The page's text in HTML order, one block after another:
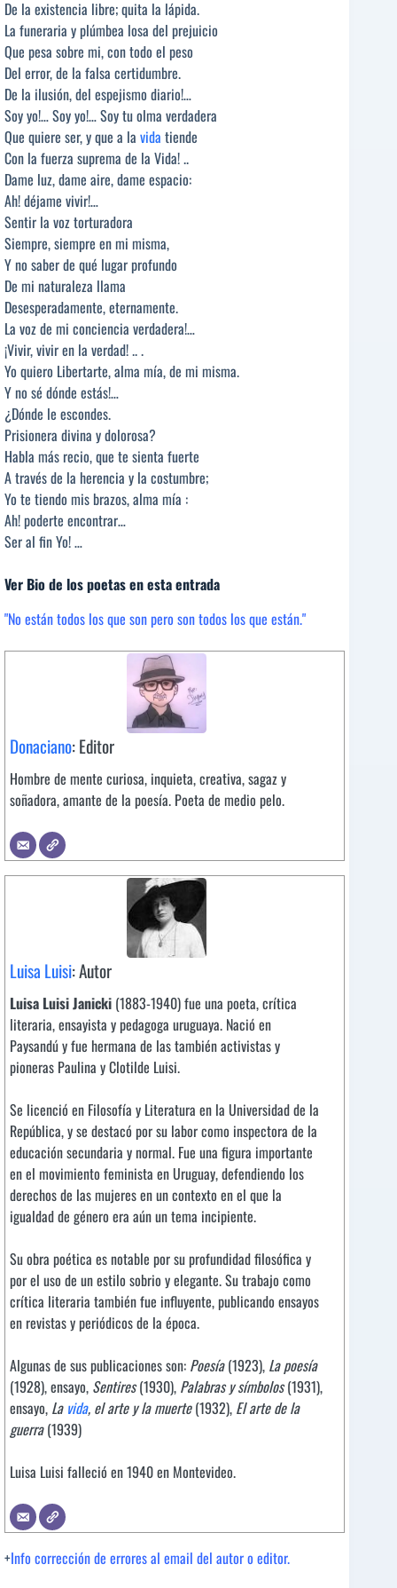
De la existencia libre; quita la lápida.
La funeraria y plúmbea losa del prejuicio
Que pesa sobre mi, con todo el peso
Del error, de la falsa certidumbre.
De la ilusión, del espejismo diario!…
Soy yo!… Soy yo!… Soy tu olma verdadera
Que quiere ser, y que a la vida tiende
Con la fuerza suprema de la Vida! ..
Dame luz, dame aire, dame espacio:
Ah! déjame vivir!…
Sentir la voz torturadora
Siempre, siempre en mi misma,
Y no saber de qué lugar profundo
De mi naturaleza llama
Desesperadamente, eternamente.
La voz de mi conciencia verdadera!…
¡Vivir, vivir en la verdad! .. .
Yo quiero Libertarte, alma mía, de mi misma.
Y no sé dónde estás!…
¿Dónde le escondes.
Prisionera divina y dolorosa?
Habla más recio, que te sienta fuerte
A través de la herencia y la costumbre;
Yo te tiendo mis brazos, alma mía :
Ah! poderte encontrar…
Ser al fin Yo! …
Ver Bio de los poetas en esta entrada
"No están todos los que son pero son todos los que están."
Donaciano: Editor
Hombre de mente curiosa, inquieta, creativa, sagaz y
soñadora, amante de la poesía. Poeta de medio pelo.
Luisa Luisi: Autor
Luisa Luisi Janicki (1883-1940) fue una poeta, crítica
literaria, ensayista y pedagoga uruguaya. Nació en
Paysandú y fue hermana de las también activistas y
pioneras Paulina y Clotilde Luisi.
Se licenció en Filosofía y Literatura en la Universidad de la
República, y se destacó por su labor como inspectora de la
educación secundaria y normal. Fue una figura importante
en el movimiento feminista en Uruguay, defendiendo los
derechos de las mujeres en un contexto en el que la
igualdad de género era aún un tema incipiente.
Su obra poética es notable por su profundidad filosófica y
por el uso de un estilo sobrio y elegante. Su trabajo como
crítica literaria también fue influyente, publicando ensayos
en revistas y periódicos de la época.
Algunas de sus publicaciones son: Poesía(1923), La poesía
(1928), ensayo, Sentires(1930), Palabras y símbolos(1931),
ensayo, La vida, el arte y la muerte(1932), El arte de la
guerra(1939)
Luisa Luisi falleció en 1940 en Montevideo.
+Info corrección de errores al email del autor o editor.